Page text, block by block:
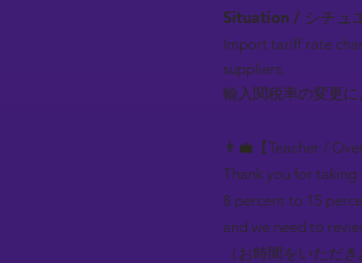
Situation / シチュ
Import tariff rate
suppliers.
輸入関税率の変更
👨‍💼【Teacher /
Thank you for
8 percent to 15
and we need to
（お時間をいただ